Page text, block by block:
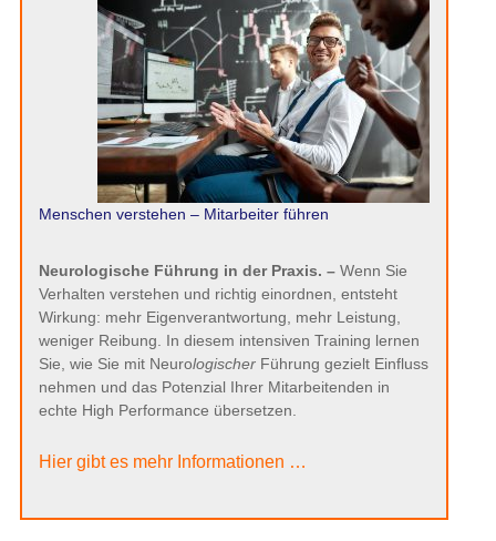
Menschen verstehen – Mitarbeiter führen
Neurologische Führung in der Praxis. – Wenn Sie
Verhalten verstehen und richtig einordnen, entsteht
Wirkung: mehr Eigenverantwortung, mehr Leistung,
weniger Reibung. In diesem intensiven Training lernen
Sie, wie Sie mit NeurologischerFührung gezielt Einfluss
nehmen und das Potenzial Ihrer Mitarbeitenden in
echte High Performance übersetzen.
Hier gibt es mehr Informationen …